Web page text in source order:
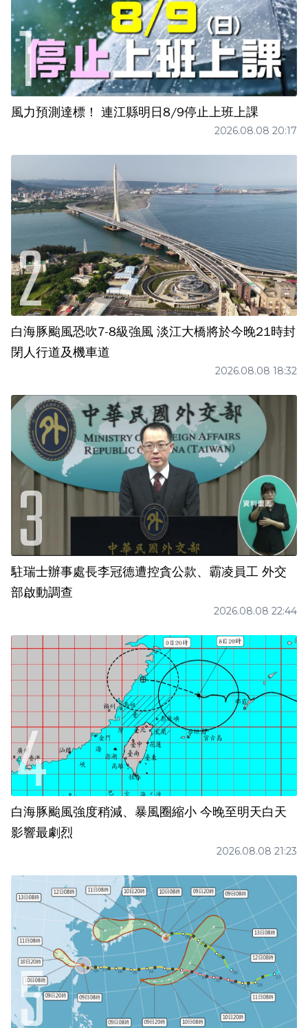
風力預測達標！ 連江縣明日8/9停止上班上課
2026.08.08 20:17
白海豚颱風恐吹7-8級強風 淡江大橋將於今晚21時封
閉人行道及機車道
2026.08.08 18:32
駐瑞士辦事處長李冠德遭控貪公款、霸凌員工 外交
部啟動調查
2026.08.08 22:44
白海豚颱風強度稍減、暴風圈縮小 今晚至明天白天
影響最劇烈
2026.08.08 21:23